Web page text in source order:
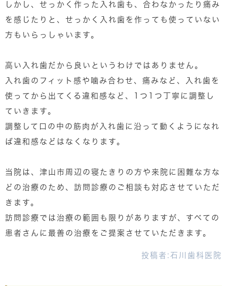
しかし、せっかく作った入れ歯も、合わなかったり痛み
を感じたりと、せっかく入れ歯を作っても使っていない
方もいらっしゃいます。
高い入れ歯だから良いというわけではありません。
入れ歯のフィット感や噛み合わせ、痛みなど、入れ歯を
使ってから出てくる違和感など、1つ1つ丁寧に調整し
ていきます。
調整して口の中の筋肉が入れ歯に沿って動くようになれ
ば違和感などはなくなります。
当院は、津山市周辺の寝たきりの方や来院に困難な方な
どの治療のため、訪問診療のご相談も対応させていただ
きます。
訪問診療では治療の範囲も限りがありますが、すべての
患者さんに最善の治療をご提案させていただきます。
投稿者: 石川歯科医院